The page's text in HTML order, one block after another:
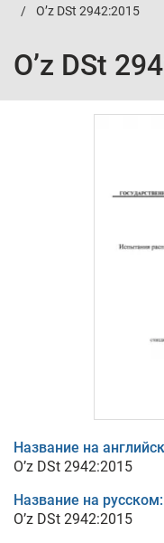
O’z DSt 2942:2015
O’z DSt
Название на
O’z DSt 2942:2015
Название на русском:
O’z DSt 2942:2015